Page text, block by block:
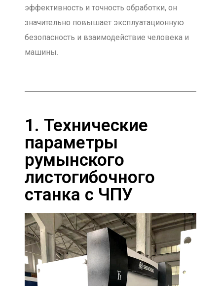
эффективность и точность обработки, он
значительно повышает эксплуатационную
безопасность и взаимодействие человека и
машины.
1. Технические
параметры
румынского
листогибочного
станка с ЧПУ